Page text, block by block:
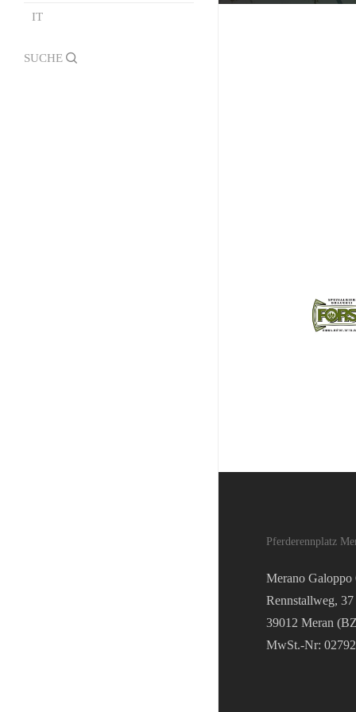
IT
Pferderennplatz
Merano Galoppo
Rennstallweg, 37
39012 Meran
MwSt.-Nr: